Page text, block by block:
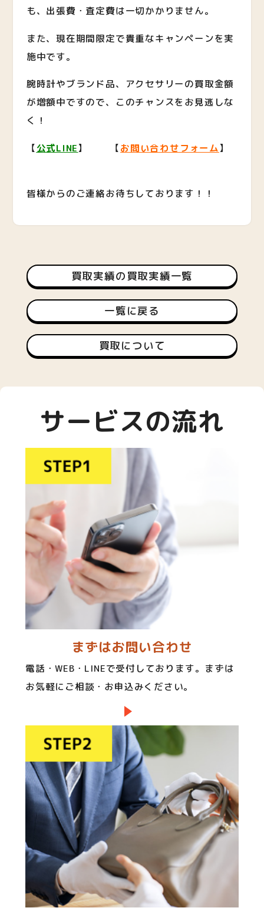
も、出張費・査定費は一切かかりません。
また、現在期間限定で貴重なキャンペーンを実
施中です。
腕時計やブランド品、アクセサリーの買取金額
が増額中ですので、このチャンスをお見逃しな
く！
【公式LINE】 【お問い合わせフォーム】
皆様からのご連絡お待ちしております！！
買取実績の買取実績一覧
一覧に戻る
買取について
サービスの流れ
まずはお問い合わせ
電話・WEB・LINEで受付しております。まずは
お気軽にご相談・お申込みください。